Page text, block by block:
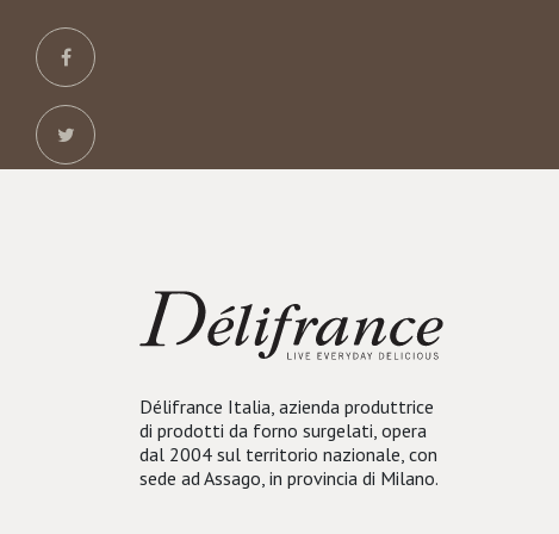
Délifrance Italia, azienda produttrice
di prodotti da forno surgelati, opera
dal 2004 sul territorio nazionale, con
sede ad Assago, in provincia di Milano.